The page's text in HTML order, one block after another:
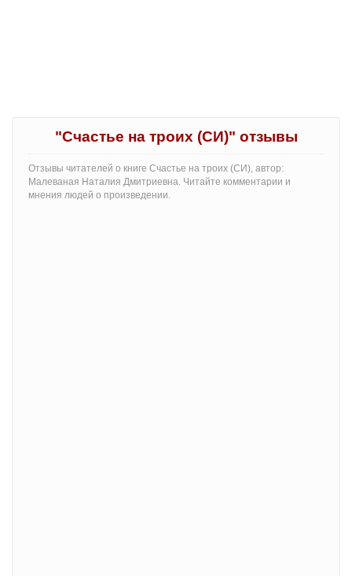
"Счастье на троих (СИ)" отзывы
Отзывы читателей о книге Счастье на троих (СИ), автор:
Малеваная Наталия Дмитриевна. Читайте комментарии и
мнения людей о произведении.